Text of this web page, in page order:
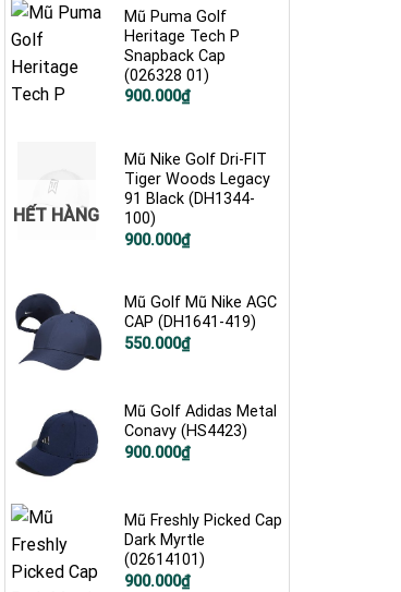
Mũ Puma Golf
Heritage Tech P
Snapback Cap
(026328 01)
900.000₫
HẾT HÀNG
Mũ Nike Golf Dri-FIT
Tiger Woods Legacy
91 Black (DH1344-
100)
900.000₫
Mũ Golf Mũ Nike AGC
CAP (DH1641-419)
Giá
550.000₫
Giá
550.000₫.
Mũ Golf Adidas Metal
Conavy (HS4423)
900.000₫
Mũ Freshly Picked Cap
Dark Myrtle
(02614101)
Giá
900.000₫
Giá